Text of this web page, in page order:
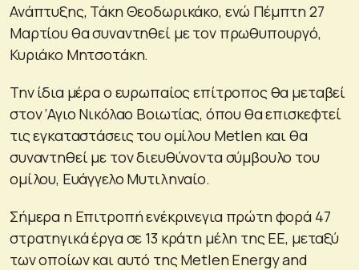
Ανάπτυξης, Τάκη Θεοδωρικάκο, ενώ Πέμπτη 27
Μαρτίου θα συναντηθεί με τον πρωθυπουργό,
Κυριάκο Μητσοτάκη.
Την ίδια μέρα ο ευρωπαίος επίτροπος θα μεταβεί
στον ‘Αγιο Νικόλαο Βοιωτίας, όπου θα επισκεφτεί
τις εγκαταστάσεις του ομίλου Metlen και θα
συναντηθεί με τον διευθύνοντα σύμβουλο του
ομίλου, Ευάγγελο Μυτιληναίο.
Σήμερα η Επιτροπή ενέκρινεγια πρώτη φορά 47
στρατηγικά έργα σε 13 κράτη μέλη της ΕΕ, μεταξύ
των οποίων και αυτό της Metlen Energy and